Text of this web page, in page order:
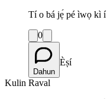
Tí o bá jẹ́ pé ìwọ kì
0
Dahun
Èṣí
Kulin Raval